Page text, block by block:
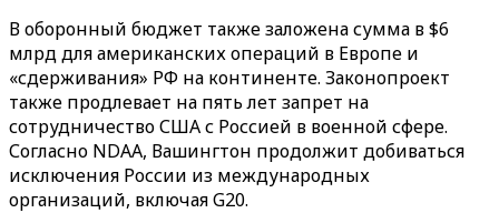
В оборонный бюджет также заложена сумма в $6
млрд для американских операций в Европе и
«сдерживания» РФ на континенте. Законопроект
также продлевает на пять лет запрет на
сотрудничество США с Россией в военной сфере.
Согласно NDAA, Вашингтон продолжит добиваться
исключения России из международных
организаций, включая G20.